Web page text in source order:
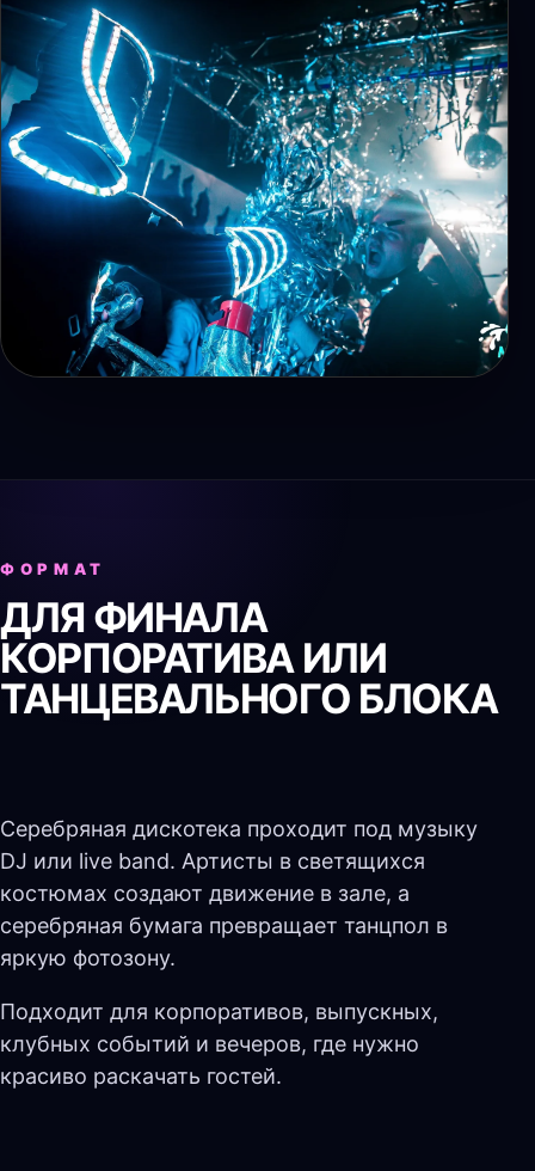
ФОРМАТ
ДЛЯ ФИНАЛА
КОРПОРАТИВА ИЛИ
ТАНЦЕВАЛЬНОГО БЛОКА
Серебряная дискотека проходит под музыку
DJ или live band. Артисты в светящихся
костюмах создают движение в зале, а
серебряная бумага превращает танцпол в
яркую фотозону.
Подходит для корпоративов, выпускных,
клубных событий и вечеров, где нужно
красиво раскачать гостей.